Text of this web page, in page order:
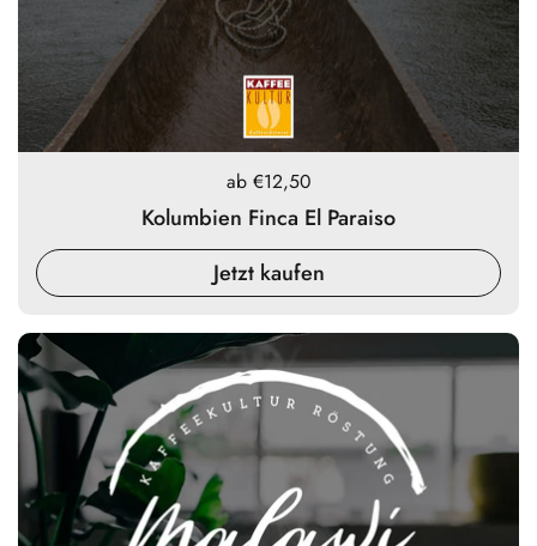
Preis:
ab €12,50
Kolumbien Finca El Paraiso
Jetzt kaufen